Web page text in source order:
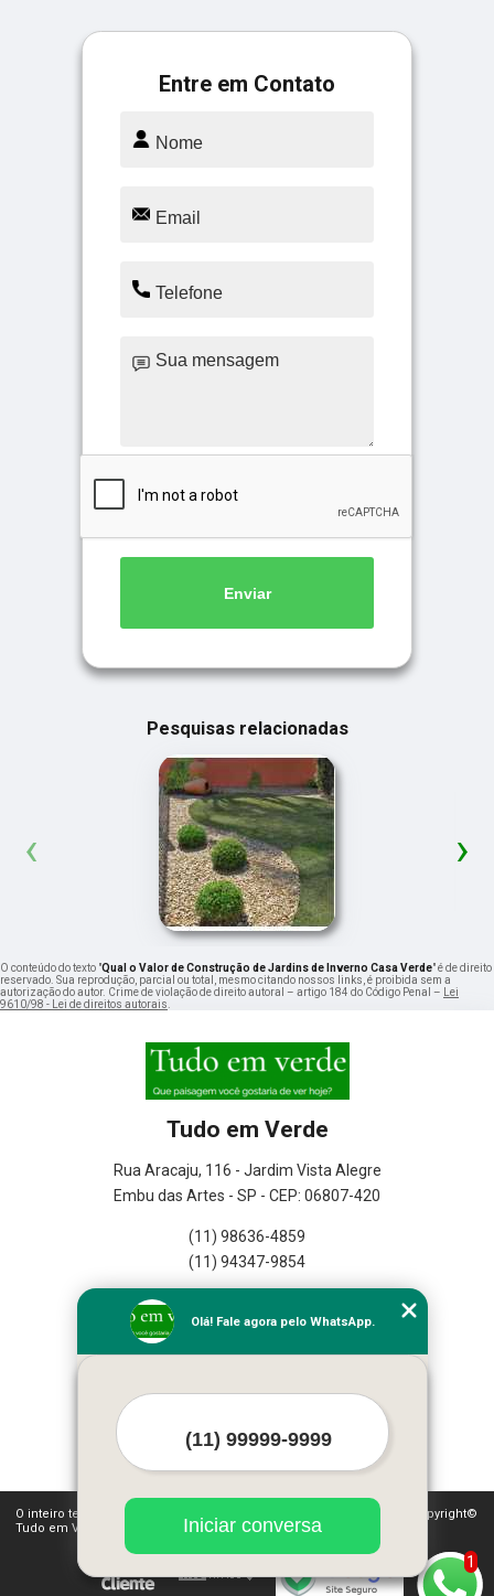
Entre em Contato
Enviar
Pesquisas relacionadas
‹ ›
O conteúdo do texto "Qual o Valor de Construção de Jardins de Inverno Casa Verde" é de direito
reservado. Sua reprodução, parcial ou total, mesmo citando nossos links, é proibida sem a
autorização do autor. Crime de violação de direito autoral – artigo 184 do Código Penal –
Lei
9610/98 - Lei de direitos autorais
Tudo em Verde
Rua Aracaju, 116 - Jardim Vista Alegre
Embu das Artes - SP - CEP: 06807-420
(11) 98636-4859
(11) 94347-9854
Empresa
Missão
Mapa do site
Mais Serviços
O inteiro teor deste site está sujeito à proteção de direitos autorais. Copyright©
Tudo em Verde (Lei 9610 de 19/02/1998)
1
Olá! Fale agora pelo WhatsApp.
Iniciar conversa